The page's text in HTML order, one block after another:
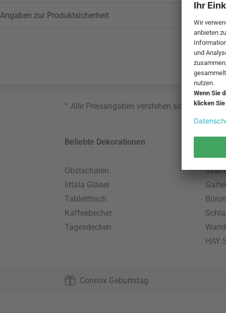
Angaben zur Produktsicherheit
* Alle Preisangaben verstehen sich inklusive
Beliebte Dekorationen
Obstschalen
Iittala Gläser
Tabletttisch
Kaffeebecher
Tagesdecken
HAY
Connox Geburtstag